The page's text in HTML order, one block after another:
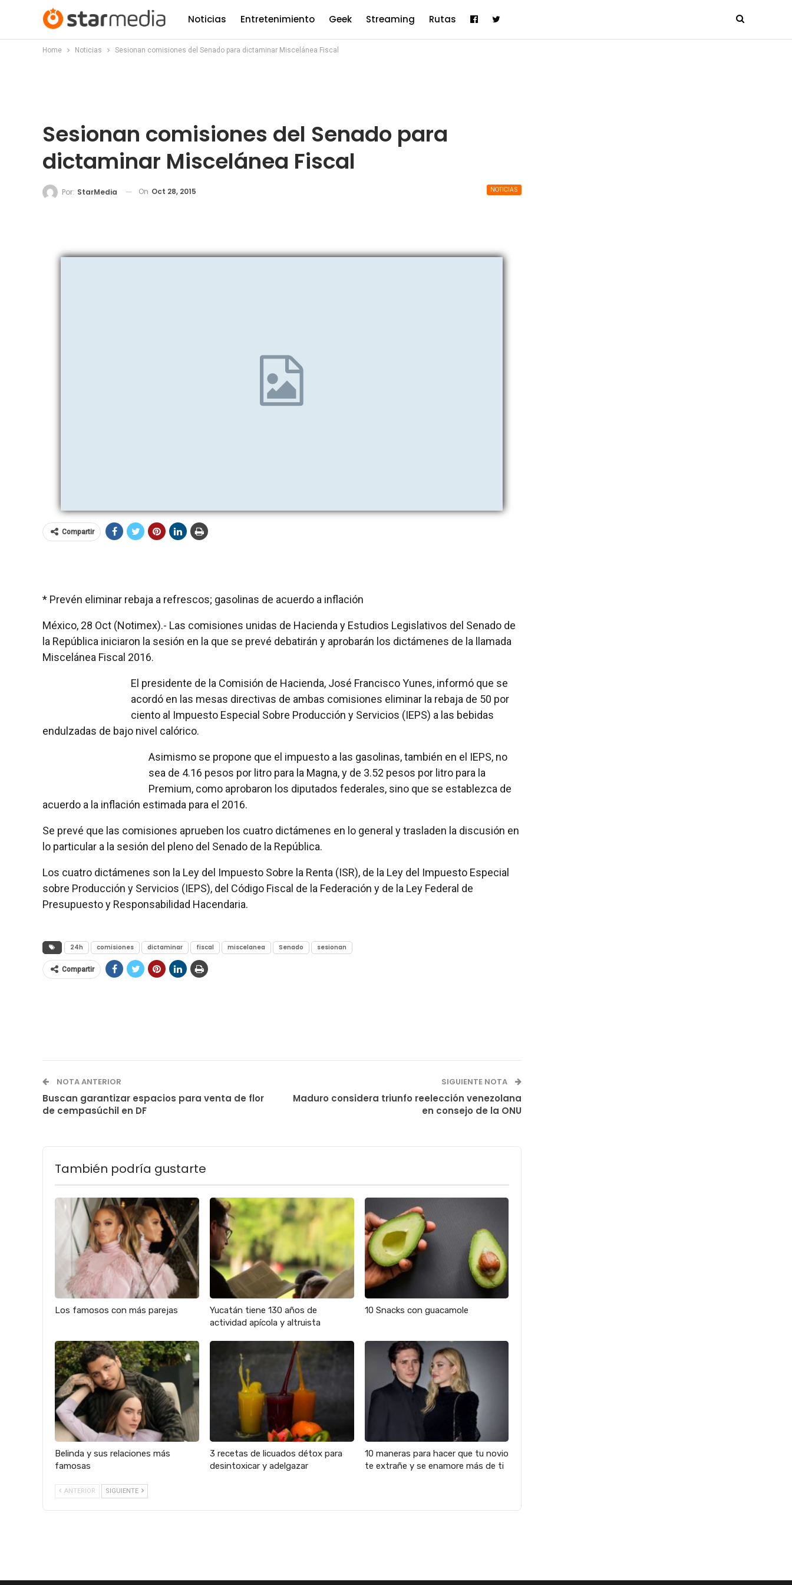
Noticias Entretenimiento Geek Streaming Rutas
Home Noticias Sesionan comisiones del Senado para dictaminar Miscelánea Fiscal
Sesionan comisiones del Senado para
dictaminar Miscelánea Fiscal
NOTICIAS
Por: StarMedia On Oct 28, 2015
Compartir
* Prevén eliminar rebaja a refrescos; gasolinas de acuerdo a inflación
México, 28 Oct (Notimex).- Las comisiones unidas de Hacienda y Estudios Legislativos del Senado de
la República iniciaron la sesión en la que se prevé debatirán y aprobarán los dictámenes de la llamada
Miscelánea Fiscal 2016.
El presidente de la Comisión de Hacienda, José Francisco Yunes, informó que se
acordó en las mesas directivas de ambas comisiones eliminar la rebaja de 50 por
ciento al Impuesto Especial Sobre Producción y Servicios (IEPS) a las bebidas
endulzadas de bajo nivel calórico.
Asimismo se propone que el impuesto a las gasolinas, también en el IEPS, no
sea de 4.16 pesos por litro para la Magna, y de 3.52 pesos por litro para la
Premium, como aprobaron los diputados federales, sino que se establezca de
acuerdo a la inflación estimada para el 2016.
Se prevé que las comisiones aprueben los cuatro dictámenes en lo general y trasladen la discusión en
lo particular a la sesión del pleno del Senado de la República.
Los cuatro dictámenes son la Ley del Impuesto Sobre la Renta (ISR), de la Ley del Impuesto Especial
sobre Producción y Servicios (IEPS), del Código Fiscal de la Federación y de la Ley Federal de
Presupuesto y Responsabilidad Hacendaria.
24h comisiones dictaminar fiscal miscelanea Senado sesionan
Compartir
NOTA ANTERIOR
Buscan garantizar espacios para venta de flor
de cempasúchil en DF
SIGUIENTE NOTA
Maduro considera triunfo reelección venezolana
en consejo de la ONU
También podría gustarte
Los famosos con más parejas
Yucatán tiene 130 años de
actividad apícola y altruista
10 Snacks con guacamole
Belinda y sus relaciones más
famosas
3 recetas de licuados détox para
desintoxicar y adelgazar
10 maneras para hacer que tu novio
te extrañe y se enamore más de ti
ANTERIOR SIGUIENTE